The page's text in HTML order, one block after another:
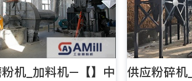
机_加料机–【】中
供应粉碎机